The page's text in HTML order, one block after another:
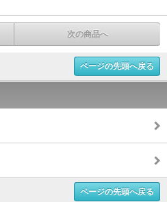
次の商品へ
ページの先頭へ戻る
ページの先頭へ戻る